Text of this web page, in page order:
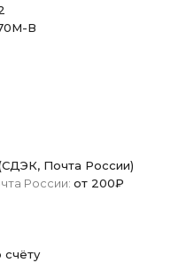
В
Почта России)
России: от 200₽
счёту